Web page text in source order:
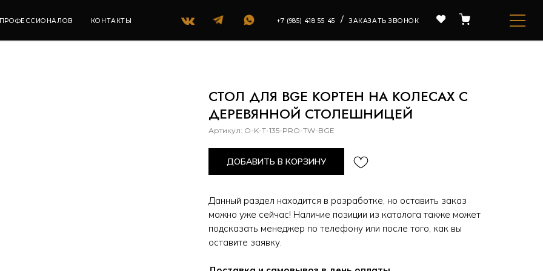
/
КОНТАКТЫ +7 (985) 418 55 45 ЗАКАЗАТЬ ЗВОНОК
СТОЛ ДЛЯ BGE КОРТЕН НА КОЛЕСАХ С ДЕРЕВЯННОЙ СТОЛЕШНИЦЕЙ
СТОЛ ДЛЯ BGE КОРТЕН НА КОЛЕСАХ С
ДЕРЕВЯННОЙ СТОЛЕШНИЦЕЙ
Артикул: O-K-T-135-PRO-TW-BGE
ДОБАВИТЬ В КОРЗИНУ
Данный раздел находится в разработке, но оставить заказ
можно уже сейчас! Наличие позиции из каталога также может
подсказать менеджер по телефону или после того, как вы
оставите заявку.